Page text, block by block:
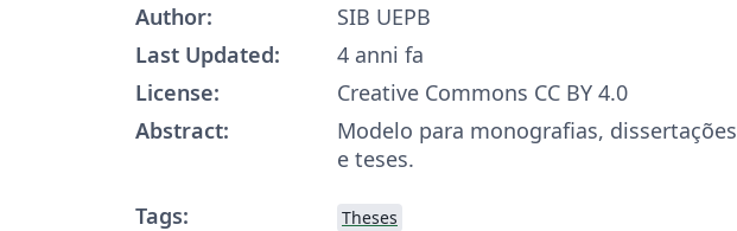
Author:
SIB UEPB
Last Updated:
4 anni fa
License:
Creative Commons CC BY 4.0
Abstract:
Modelo para monografias, dissertações
e teses.
Tags:
Theses